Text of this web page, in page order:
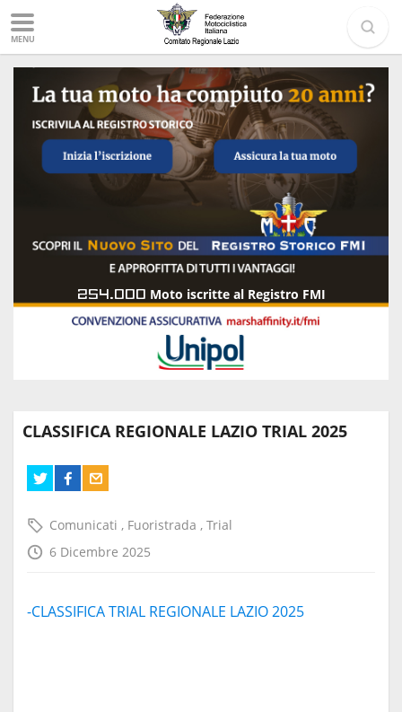
MENU
254.000 Moto iscritte al Registro FMI
CLASSIFICA REGIONALE LAZIO TRIAL 2025
Comunicati , Fuoristrada , Trial
6 Dicembre 2025
-CLASSIFICA TRIAL REGIONALE LAZIO 2025